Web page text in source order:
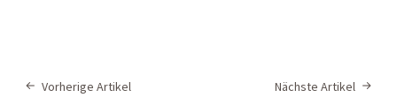
Vorherige Artikel Nächste Artikel